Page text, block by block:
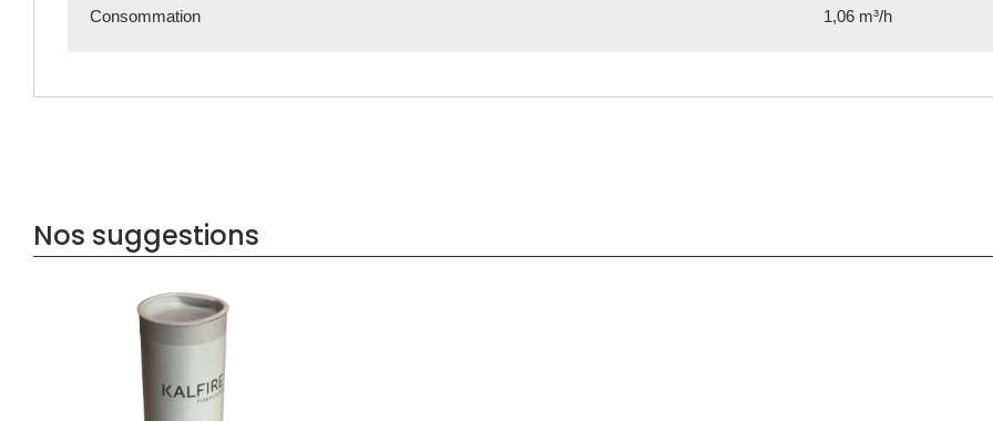
Consommation 1,06 m³/h
Nos suggestions